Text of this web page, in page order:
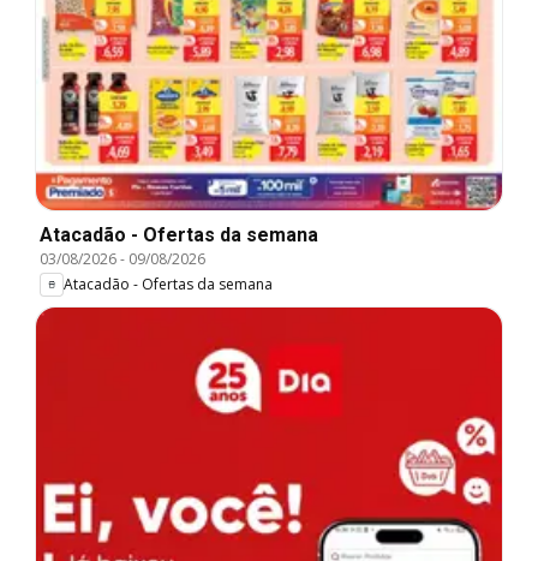
Atacadão - Ofertas da semana
03/08/2026- 09/08/2026
Atacadão - Ofertas da semana